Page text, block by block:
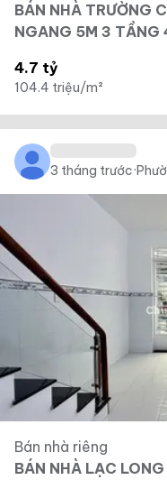
BÁN NHÀ TRƯỜNG
NGANG 5M 3 TẦNG
4.7 tỷ
104.4 triệu/m²
3 tháng trước·
Bán nhà riêng
BÁN NHÀ LẠC